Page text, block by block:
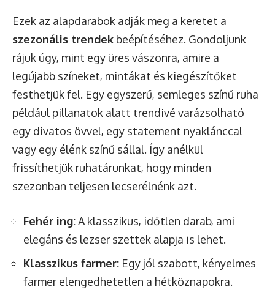
Ezek az alapdarabok adják meg a keretet a
szezonális trendek beépítéséhez. Gondoljunk
rájuk úgy, mint egy üres vászonra, amire a
legújabb színeket, mintákat és kiegészítőket
festhetjük fel. Egy egyszerű, semleges színű ruha
például pillanatok alatt trendivé varázsolható
egy divatos övvel, egy statement nyaklánccal
vagy egy élénk színű sállal. Így anélkül
frissíthetjük ruhatárunkat, hogy minden
szezonban teljesen lecserélnénk azt.
Fehér ing:A klasszikus, időtlen darab, ami
elegáns és lezser szettek alapja is lehet.
Klasszikus farmer: Egy jól szabott, kényelmes
farmer elengedhetetlen a hétköznapokra.